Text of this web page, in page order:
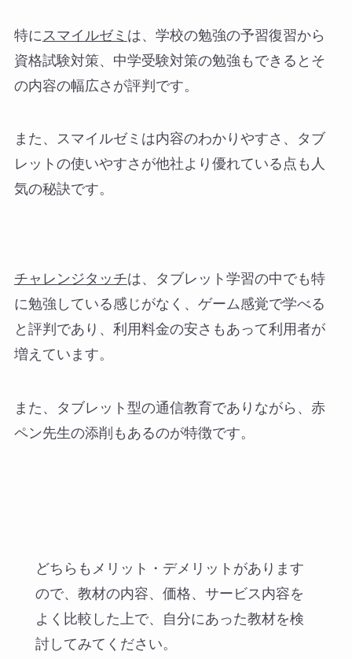
特に スマイルゼミ は、学校の勉強の予習復習から
資格試験対策、中学受験対策の勉強もできるとそ
の内容の幅広さが評判です。
また、スマイルゼミは内容のわかりやすさ、タブ
レットの使いやすさが他社より優れている点も人
気の秘訣です。
チャレンジタッチは、タブレット学習の中でも特
に勉強している感じがなく、ゲーム感覚で学べる
と評判であり、利用料金の安さもあって利用者が
増えています。
また、タブレット型の通信教育でありながら、赤
ペン先生の添削もあるのが特徴です。
どちらもメリット・デメリットがあります
ので、教材の内容、価格、サービス内容を
よく比較した上で、自分にあった教材を検
討してみてください。